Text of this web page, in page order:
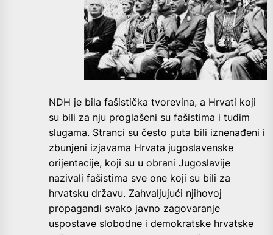
NDH je bila fašistička tvorevina, a Hrvati koji
su bili za nju proglašeni su fašistima i tuđim
slugama. Stranci su često puta bili iznenađeni i
zbunjeni izjavama Hrvata jugoslavenske
orijentacije, koji su u obrani Jugoslavije
nazivali fašistima sve one koji su bili za
hrvatsku državu. Zahvaljujući njihovoj
propagandi svako javno zagovaranje
uspostave slobodne i demokratske hrvatske